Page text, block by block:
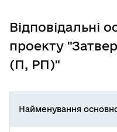
Відповідальні
проекту
(П, РП)"
Найменування